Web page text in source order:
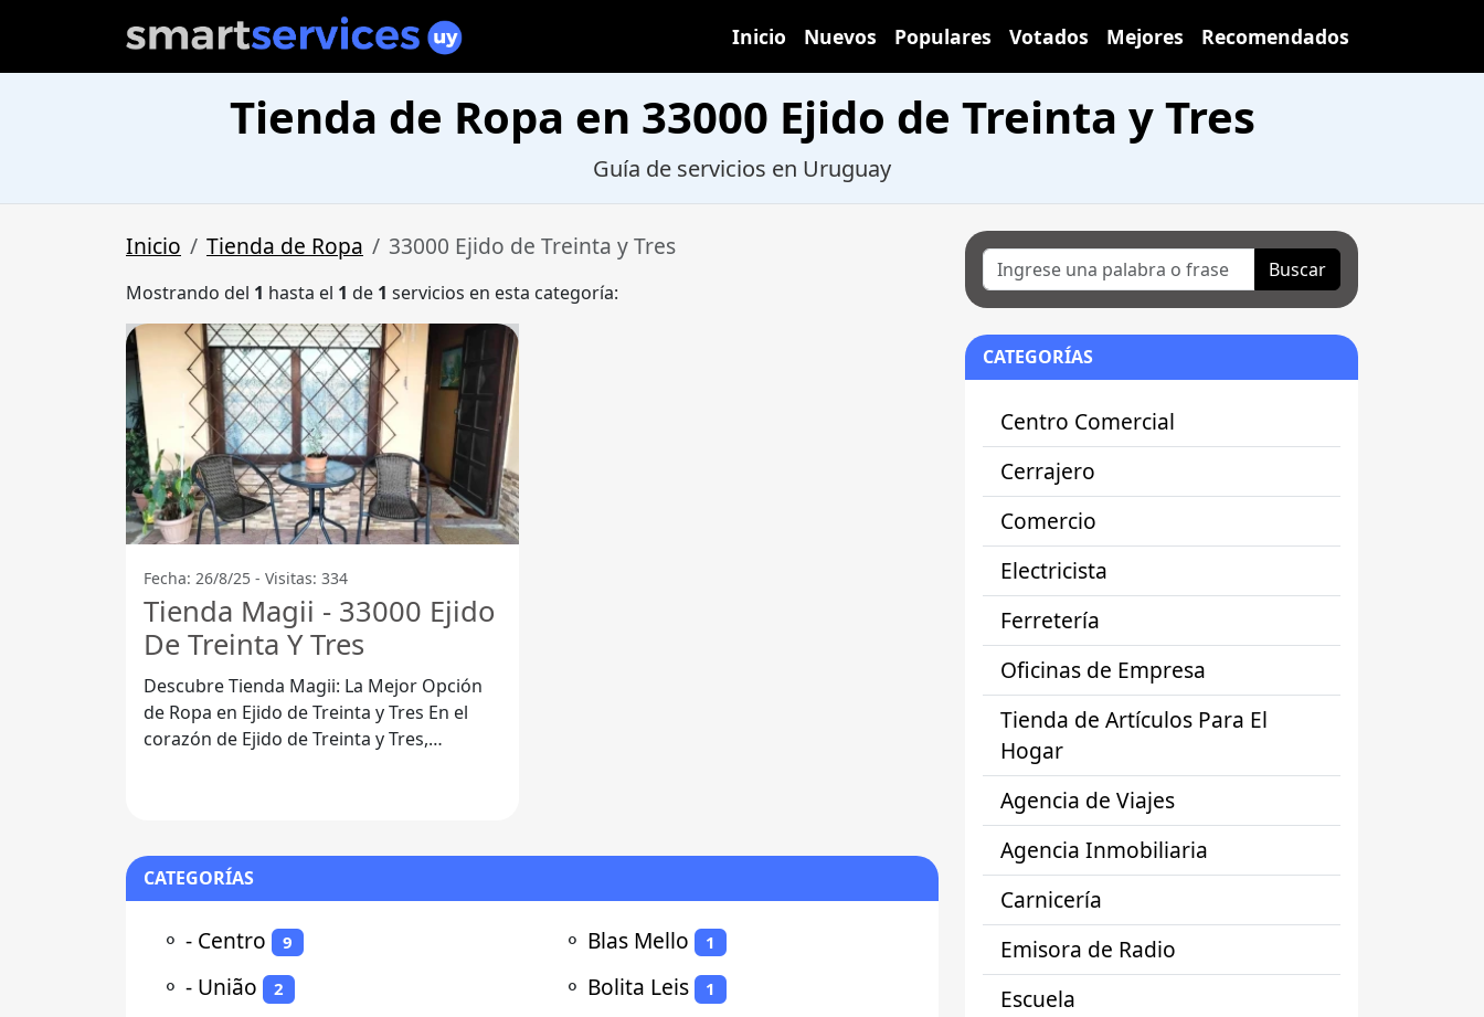
Inicio Nuevos Populares Votados Mejores Recomendados
Tienda de Ropa en 33000 Ejido de Treinta y Tres
Guía de servicios en Uruguay
Inicio Tienda de Ropa 33000 Ejido de Treinta y Tres
Mostrando del 1 hasta el 1 de 1 servicios en esta categoría:
Fecha: 26/8/25 - Visitas: 334
Tienda Magii - 33000 Ejido
De Treinta Y Tres
Descubre Tienda Magii: La Mejor Opción
de Ropa en Ejido de Treinta y Tres En el
corazón de Ejido de Treinta y Tres,
CATEGORÍAS
⚬ - Centro 9
⚬ - União 2
⚬ Blas Mello 1
⚬ Bolita Leis 1
Buscar
CATEGORÍAS
Centro Comercial
Cerrajero
Comercio
Electricista
Ferretería
Oficinas de Empresa
Tienda de Artículos Para El
Hogar
Agencia de Viajes
Agencia Inmobiliaria
Carnicería
Emisora de Radio
Escuela